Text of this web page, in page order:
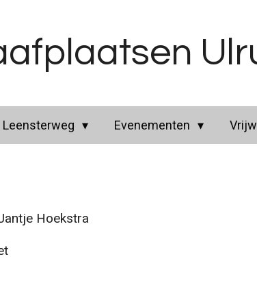
Leensterweg Evenementen
Hoekstra